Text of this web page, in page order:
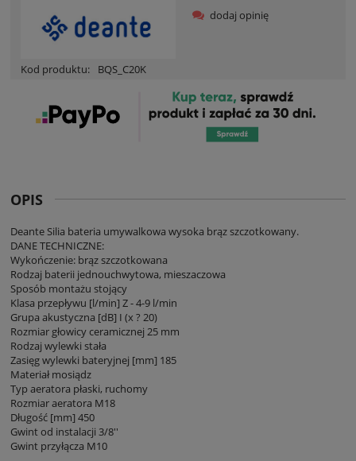
Kod produktu: BQS_C20K
dodaj opinię
OPIS
Deante Silia bateria umywalkowa wysoka brąz szczotkowany.
DANE TECHNICZNE:
Wykończenie: brąz szczotkowana
Rodzaj baterii jednouchwytowa, mieszaczowa
Sposób montażu stojący
Klasa przepływu [l/min] Z - 4-9 l/min
Grupa akustyczna [dB] I (x ? 20)
Rozmiar głowicy ceramicznej 25 mm
Rodzaj wylewki stała
Zasięg wylewki bateryjnej [mm] 185
Materiał mosiądz
Typ aeratora płaski, ruchomy
Rozmiar aeratora M18
Długość [mm] 450
Gwint od instalacji 3/8''
Gwint przyłącza M10